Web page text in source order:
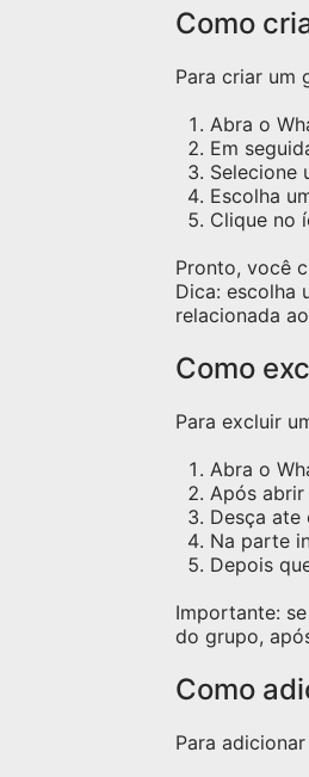
Como
Para criar um
Abra o
Em
Selecione
Escolha
Clique no
Pronto, você
Dica: escolha
relacionada
Como
Para excluir
Abra o
Após
Desça ate
Na parte
Depois
Importante:
do grupo,
Como
Para